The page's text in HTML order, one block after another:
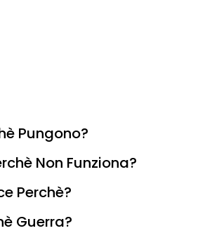
Pungono?
Non Funziona?
Perchè?
Guerra?